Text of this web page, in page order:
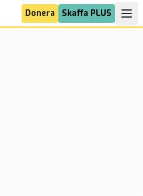
Donera Skaffa PLUS